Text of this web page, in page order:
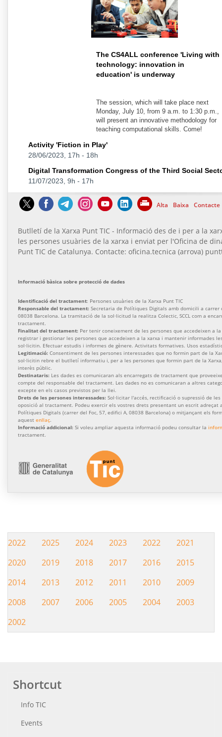
The CS4ALL conference 'Living with
technology: innovation in
education' is underway
The session, which will take place next
Monday, July 10, from 9 a.m. to 1:30 p.m.,
will present an innovative methodology for
teaching computational skills. Come!
Activity 'Fiction in Play'
28/06/2023, 17h - 18h
Digital Transformation Congress of the Third Social
11/07/2023, 9h - 17h
Alta Baixa Contacte
Butlletí de la Xarxa Punt TIC - Informació des de i per a la
les persones usuàries de la xarxa i enviat per l'Oficina de
Punt TIC de Catalunya. Contacte: oficina.tecnica (arrova)
Informació bàsica sobre protecció de dades
Identificació del tractament: Persones usuàries de la Xarxa Punt TIC
Responsable del tractament: Secretaria de Polítiques Digitals amb domicili a carrer
08038 Barcelona. La tramitació de la sol·licitud la realitza Colectic, SCCL com a
tractament.
Finalitat del tractament: Per tenir coneixement de les persones que accedeixen a la
registrar i gestionar les persones que accedeixen a la xarxa i mantenir informades
sol·licitin. Efectuar estudis i informes de gènere. Activitats formatives. Usos
Legitimació: Consentiment de les persones interessades que no formin part de la
sol·licitin rebre el butlletí informatiu i, per a les persones que formin part de la
interès públic.
Destinataris: Les dades es comunicaran als encarregats de tractament que
compte del responsable del tractament. Les dades no es comunicaran a altres
excepte en els casos previstos per la llei.
Drets de les persones interessades: Sol·licitar l'accés, rectificació o supressió de
oposició al tractament. Podeu exercir els vostres drets presentant un escrit adreçat
Polítiques Digitals (carrer del Foc, 57, edifici A, 08038 Barcelona) o mitjançant els
aquest enllaç.
Informació addicional: Si voleu ampliar aquesta informació podeu consultar la
tractament.
Hemeroteca
2022 2025 2024 2023 2022
2021
2020
2019 2018 2017 2016
2015
2014
2013 2012 2011 2010
2009
2008
2007 2006 2005 2004
2003
2002
Shortcut
Info TIC
Events